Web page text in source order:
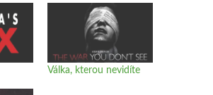
Válka, kterou nevidíte